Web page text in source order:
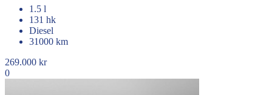
1.5 l
131 hk
Diesel
31000 km
269.000 kr
0